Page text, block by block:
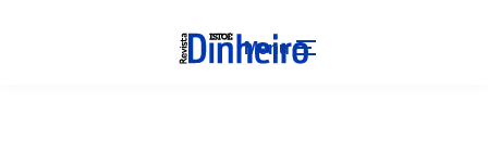
Menu